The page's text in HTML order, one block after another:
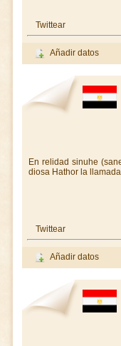
Twittear
Añadir datos
En relidad sinuhe
diosa Hathor la
Twittear
Añadir datos